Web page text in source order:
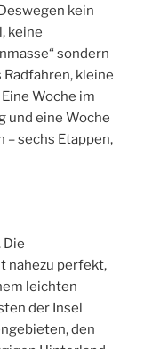
kein
keine
sondern
kleine
Woche im
und eine Woche
– sechs Etappen,
Die
nahezu perfekt,
leichten
der Insel
den